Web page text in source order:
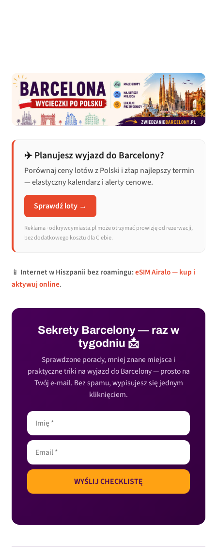
✈️ Planujesz wyjazd do Barcelony?
Porównaj ceny lotów z Polski i złap najlepszy termin
— elastyczny kalendarz i alerty cenowe.
Sprawdź loty →
Reklama · odkrywcymiasta.pl może otrzymać prowizję od rezerwacji,
bez dodatkowego kosztu dla Ciebie.
📱 Internet w Hiszpanii bez roamingu:eSIM Airalo — kup i
aktywuj online.
Sekrety Barcelony — raz w
tygodniu 📩
Sprawdzone porady, mniej znane miejsca i
praktyczne triki na wyjazd do Barcelony — prosto na
Twój e-mail. Bez spamu, wypisujesz się jednym
kliknięciem.